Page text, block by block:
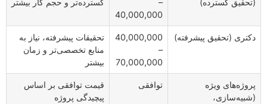
(تحقیق گسترده)
–
40,000,000
گسترده‌تر و حجم کار بیشتر
دکتری (تحقیق پیشرفته)
40,000,000
–
70,000,000
تحقیقات پیشرفته، نیاز به
منابع تخصصی‌تر و زمان
بیشتر
پروژه‌های ویژه
(شبیه‌سازی،
توافقی
قیمت توافقی بر اساس
پیچیدگی پروژه